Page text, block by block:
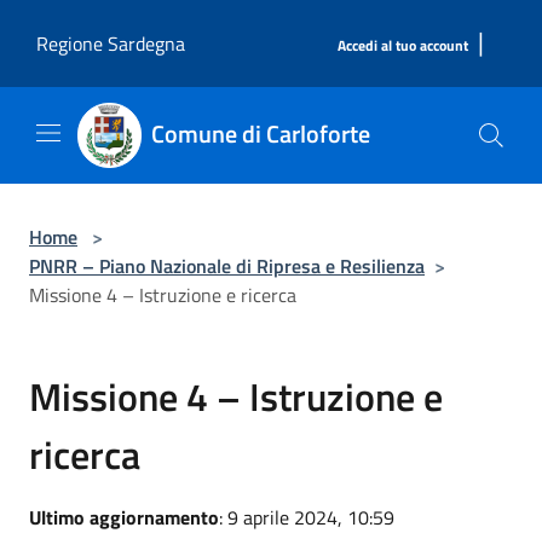
Regione Sardegna
Accedi al tuo account |
Comune di Carloforte
Home >
PNRR – Piano Nazionale di Ripresa e Resilienza >
Missione 4 – Istruzione e ricerca
Missione 4 – Istruzione e
ricerca
Ultimo aggiornamento: 9 aprile 2024, 10:59